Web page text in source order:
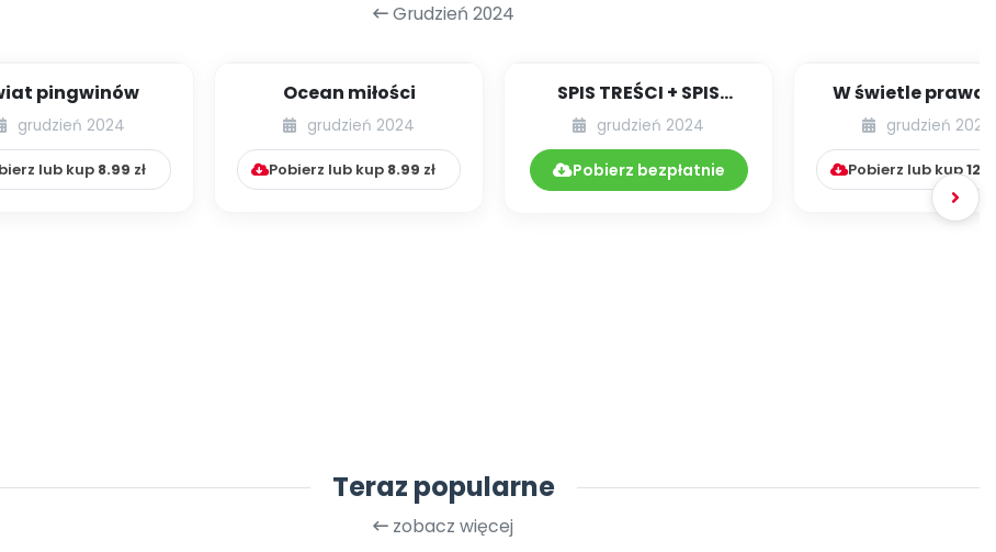
Grudzień 2024
pingwinów
grudzień 2024
lub kup 8.99 zł
Ocean miłości
grudzień 2024
Pobierz lub kup 8.99 zł
SPIS TREŚCI + SPIS
POMOCY
DYDAKTYCZNYCH
12.279/2024
grudzień 2024
Pobierz bezpłatnie
W świetle prawa
67] [kącikgrudzień 2024
Pobierz lub kup
Teraz popularne
zobacz więcej